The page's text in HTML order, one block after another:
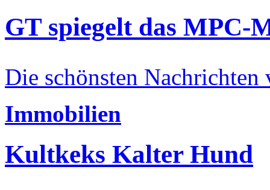
GT spiegelt das MPC-
Die schönsten Nachrichten
Immobilien
Kultkeks Kalter Hund